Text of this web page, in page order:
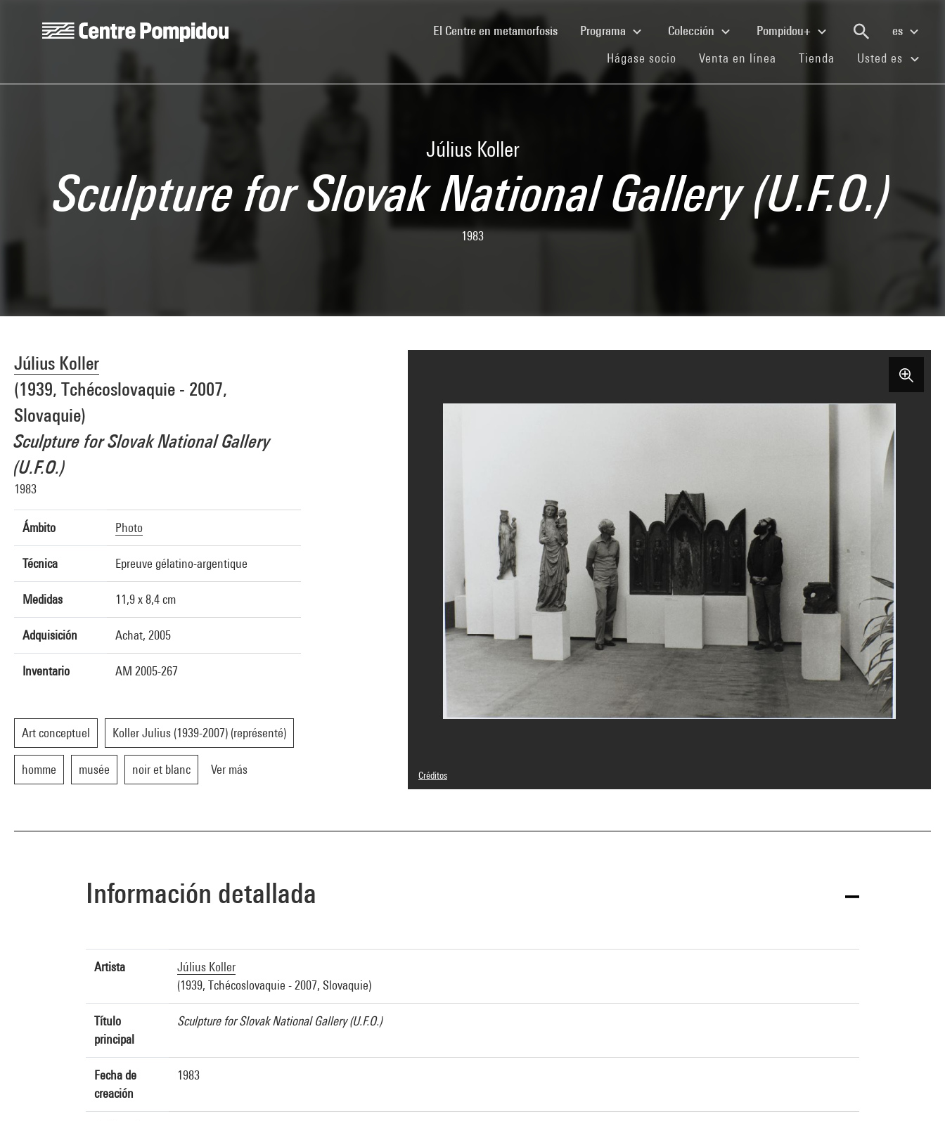
Centre Pompidou
El Centre en metamorfosis(current)Programa Colección Pompidou+
es
Hágase socio (current)
Venta en línea (current)
Tienda (current)
Usted es
Július Koller
Sculpture for Slovak National Gallery (U.F.O.)
1983
Július Koller
(1939, Tchécoslovaquie - 2007,
Slovaquie)
Sculpture for Slovak National Gallery
(U.F.O.)
1983
Ámbito Photo
Técnica Epreuve gélatino-argentique
Medidas 11,9 x 8,4 cm
Adquisición Achat, 2005
Inventario AM 2005-267
Art conceptuel Koller Julius (1939-2007) (représenté)
homme musée noir et blanc Ver más
Créditos
© Július Koller
Difusión de la imagen :GrandPalaisRmnPhoto
Información detallada
Artista
Július Koller
(1939, Tchécoslovaquie - 2007, Slovaquie)
Título
principal
Sculpture for Slovak National Gallery (U.F.O.)
Fecha de
creación
1983